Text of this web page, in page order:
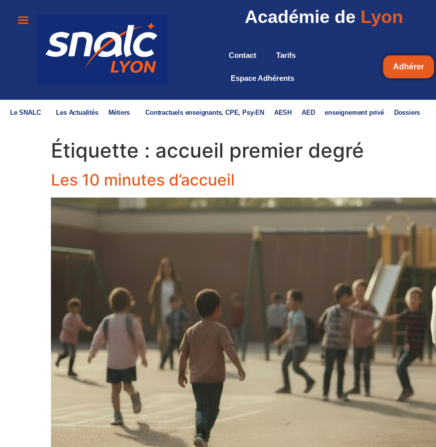
Académie de Lyon
Contact Tarifs
Espace Adhérents
Adhérer
Le SNALC Les Actualités Métiers Contractuels enseignants, CPE, Psy-EN AESH AED enseignement privé Dossiers
Étiquette : accueil premier degré
Les 10 minutes d’accueil